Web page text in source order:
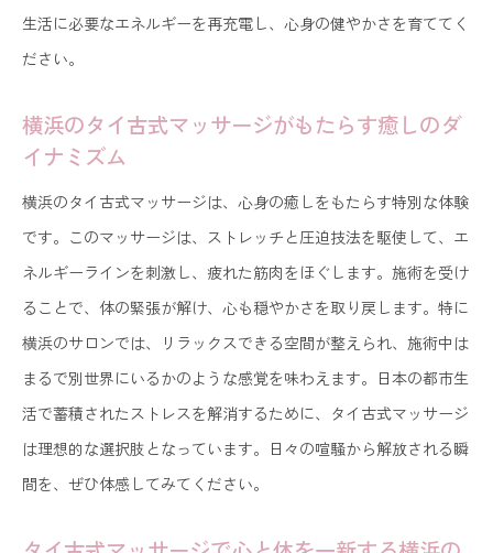
生活に必要なエネルギーを再充電し、心身の健やかさを育ててく
ださい。
横浜のタイ古式マッサージがもたらす癒しのダ
イナミズム
横浜のタイ古式マッサージは、心身の癒しをもたらす特別な体験
です。このマッサージは、ストレッチと圧迫技法を駆使して、エ
ネルギーラインを刺激し、疲れた筋肉をほぐします。施術を受け
ることで、体の緊張が解け、心も穏やかさを取り戻します。特に
横浜のサロンでは、リラックスできる空間が整えられ、施術中は
まるで別世界にいるかのような感覚を味わえます。日本の都市生
活で蓄積されたストレスを解消するために、タイ古式マッサージ
は理想的な選択肢となっています。日々の喧騒から解放される瞬
間を、ぜひ体感してみてください。